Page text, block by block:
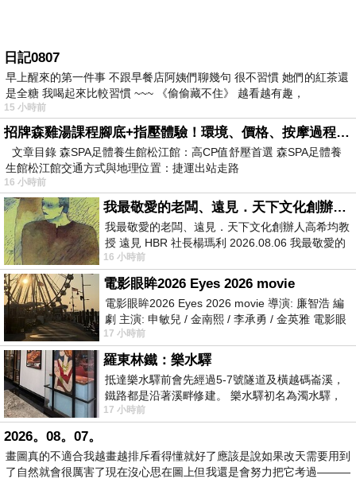
日記0807
早上醒來的第一件事 不跟早餐店阿姨們聊幾句 很不習慣 她們的紅茶還
是全糖 我喝起來比較習慣 ~~~ 《偷偷藏不住》 越看越有趣，
15 小時前
招牌森雞湯課程腳底+指壓體驗！環境、價格、按摩過程全紀錄，森SPA足體養生館松江館最新價格表
文章目錄 森SPA足體養生館松江館：高CP值舒壓首選 森SPA足體養
生館松江館交通方式與地理位置：捷運出站走路
16 小時前
我最敬愛的老闆、遠見．天下文化創辦人高希均教授
我最敬愛的老闆、遠見．天下文化創辦人高希均教
授 遠見 HBR 社長楊瑪利 2026.08.06 我最敬愛的
老闆、遠見．天下文化創辦人高希均教
16 小時前
電影眼眸2026 Eyes 2026 movie
電影眼眸2026 Eyes 2026 movie 導演: 廉智浩 編
劇 主演: 申敏兒 / 金南熙 / 李承勇 / 金英雅 電影眼
眸2026描述攝影師徐珍因遺
17 小時前
羅東林鐵：樂水驛
抵達樂水驛前會先經過5-7號隧道及橫越碼崙溪，
鐵路都是沿著溪畔修建。 樂水驛初名為濁水驛，
但因與臺鐵集集線車站同名，於1953
17 小時前
2026。08。07。
畫圖真的不適合我越畫越排斥看得懂就好了應該是說如果改天需要用到
了自然就會很厲害了現在沒心思在圖上但我還是會努力把它考過———